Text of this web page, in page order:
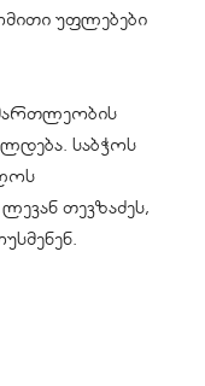
უფლებები
საბჭოს
თევზაძეს,